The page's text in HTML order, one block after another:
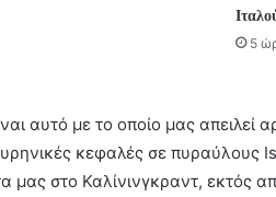
5
αυτό με το οποίο μας απειλεί
κεφαλές σε πυραύλους
μας στο Καλίνινγκραντ, εκτός